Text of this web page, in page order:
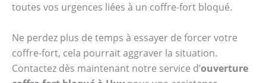
toutes vos urgences liées à un coffre-fort bloqué.
Ne perdez plus de temps à essayer de forcer votre
coffre-fort, cela pourrait aggraver la situation.
Contactez dès maintenant notre service d’ouverture